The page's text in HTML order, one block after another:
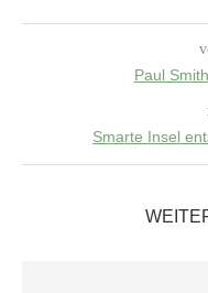
Paul
Smarte Insel